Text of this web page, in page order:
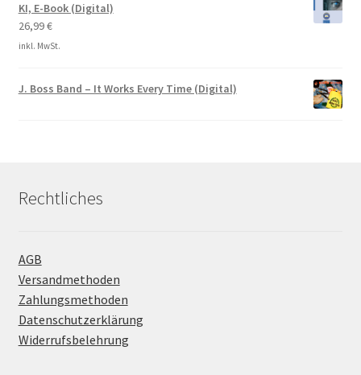
KI, E-Book (Digital)
26,99€
inkl. MwSt.
J. Boss Band – It Works Every Time (Digital)
Rechtliches
AGB
Versandmethoden
Zahlungsmethoden
Datenschutzerklärung
Widerrufsbelehrung